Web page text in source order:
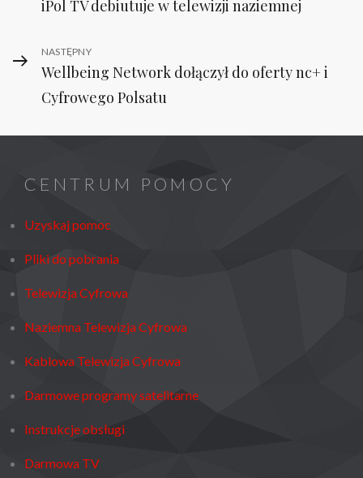
wpisu
Post
iPol TV debiutuje w telewizji naziemnej
Next
Post
NASTĘPNY
Wellbeing Network dołączył do oferty nc+ i
Cyfrowego Polsatu
CENTRUM POMOCY
Uzyskaj pomoc
Pliki do pobrania
Telewizja Cyfrowa
Naziemna Telewizja Cyfrowa
Kablowa Telewizja Cyfrowa
Darmowe programy satelitarne
Instrukcje obsługi
Darmowa TV